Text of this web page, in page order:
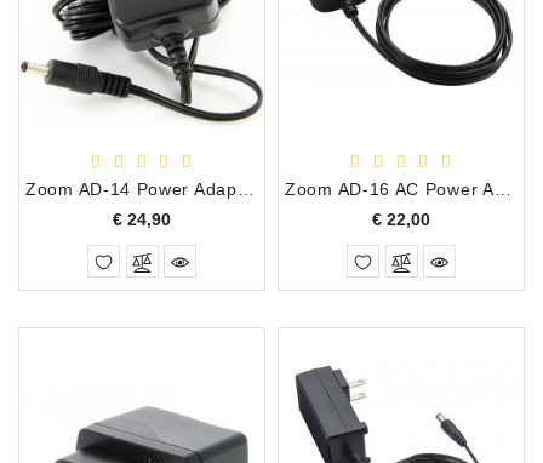
Accessoires
DEMO
MODELLEN
OPRUIMING
OCCASIONS
DEMONSTRATIES
&
DIENSTEN
Zoom AD-14 Power Adapter voor Zoom H-4n, R-16, Q-3 etc.
€ 24,90Prijs
Zoom AD-16 AC Power Adapter
€ 22,00Prijs